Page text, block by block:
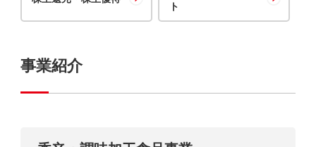
ト
事業紹介